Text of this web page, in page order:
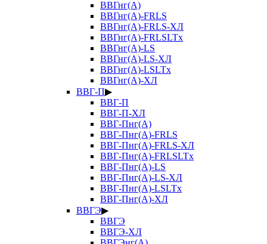
ВВГнг(А)
ВВГнг(А)-FRLS
ВВГнг(А)-FRLS-ХЛ
ВВГнг(А)-FRLSLTx
ВВГнг(А)-LS
ВВГнг(А)-LS-ХЛ
ВВГнг(А)-LSLTx
ВВГнг(А)-ХЛ
ВВГ-П▶
ВВГ-П
ВВГ-П-ХЛ
ВВГ-Пнг(А)
ВВГ-Пнг(А)-FRLS
ВВГ-Пнг(А)-FRLS-ХЛ
ВВГ-Пнг(А)-FRLSLTx
ВВГ-Пнг(А)-LS
ВВГ-Пнг(А)-LS-ХЛ
ВВГ-Пнг(А)-LSLTx
ВВГ-Пнг(А)-ХЛ
ВВГЭ▶
ВВГЭ
ВВГЭ-ХЛ